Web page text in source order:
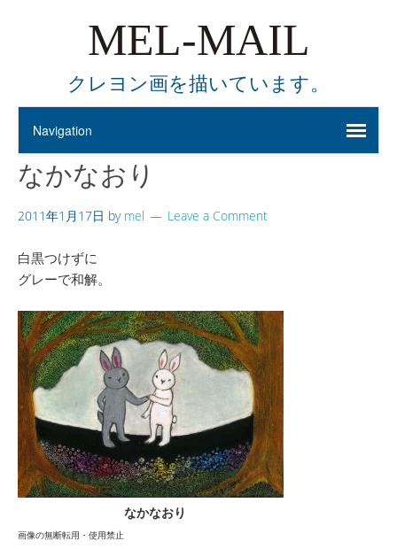
MEL-MAIL
クレヨン画を描いています。
なかなおり
2011年1月17日 by mel Leave a Comment
白黒つけずに
グレーで和解。
なかなおり
画像の無断転用・使用禁止